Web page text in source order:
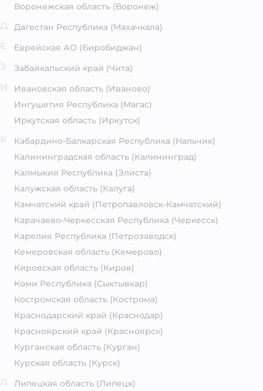
Воронежская область (Воронеж)
Дагестан Республика (Махачкала)
Еврейская АО (Биробиджан)
Забайкальский край (Чита)
Ивановская область (Иваново)
Ингушетия Республика (Магас)
Иркутская область (Иркутск)
Кабардино-Балкарская Республика (Нальчик)
Калининградская область (Калининград)
Калмыкия Республика (Элиста)
Калужская область (Калуга)
Камчатский край (Петропавловск-Камчатский)
Карачаево-Черкесская Республика (Черкесск)
Карелия Республика (Петрозаводск)
Кемеровская область (Кемерово)
Кировская область (Киров)
Коми Республика (Сыктывкар)
Костромская область (Кострома)
Краснодарский край (Краснодар)
Красноярский край (Красноярск)
Курганская область (Курган)
Курская область (Курск)
Липецкая область (Липецк)